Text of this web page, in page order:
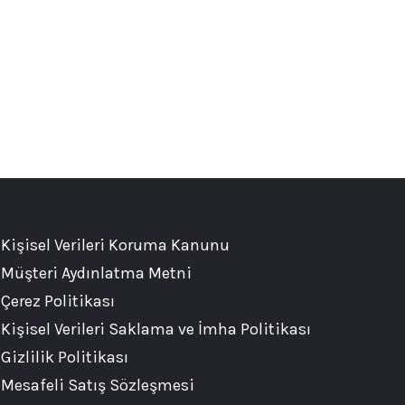
Kişisel Verileri Koruma Kanunu
Müşteri Aydınlatma Metni
Çerez Politikası
Kişisel Verileri Saklama ve İmha Politikası
Gizlilik Politikası
Mesafeli Satış Sözleşmesi